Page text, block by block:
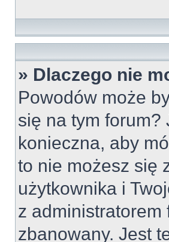
» Dlaczego nie
Powodów może
się na tym forum?
konieczna, aby
to nie możesz się
użytkownika i
z administratorem
zbanowany. Jest